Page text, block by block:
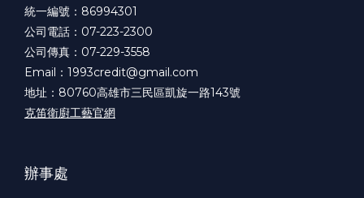
統一編號：86994301
公司電話：07-223-2300
公司傳真：07-229-3558
Email：1993credit@gmail.com
地址：80760高雄市三民區凱旋一路143號
克笛衛廚工藝官網
辦事處